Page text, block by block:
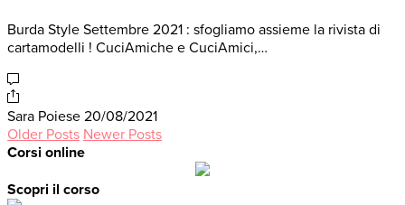
Burda Style Settembre 2021 : sfogliamo assieme la rivista di
cartamodelli ! CuciAmiche e CuciAmici,…
Sara Poiese 20/08/2021
Older Posts Newer Posts
Corsi online
Scopri il corso